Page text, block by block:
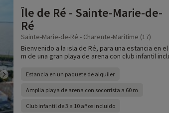
Île de Ré - Sainte-Marie-de-
Ré
Sainte-Marie-de-Ré - Charente-Maritime (17)
Bienvenido a la isla de Ré, para una estancia en el
m de una gran playa de arena con club infantil
Estancia en un paquete de alquiler
Amplia playa de arena con socorrista a 60 m
Club infantil de 3 a 10 años incluido